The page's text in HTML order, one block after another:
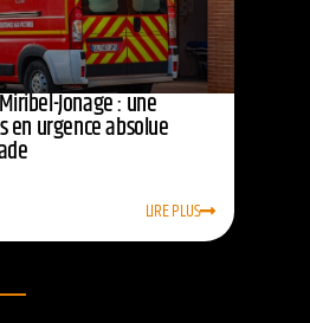
Jonage : une
en urgence absolue
LIRE PLUS